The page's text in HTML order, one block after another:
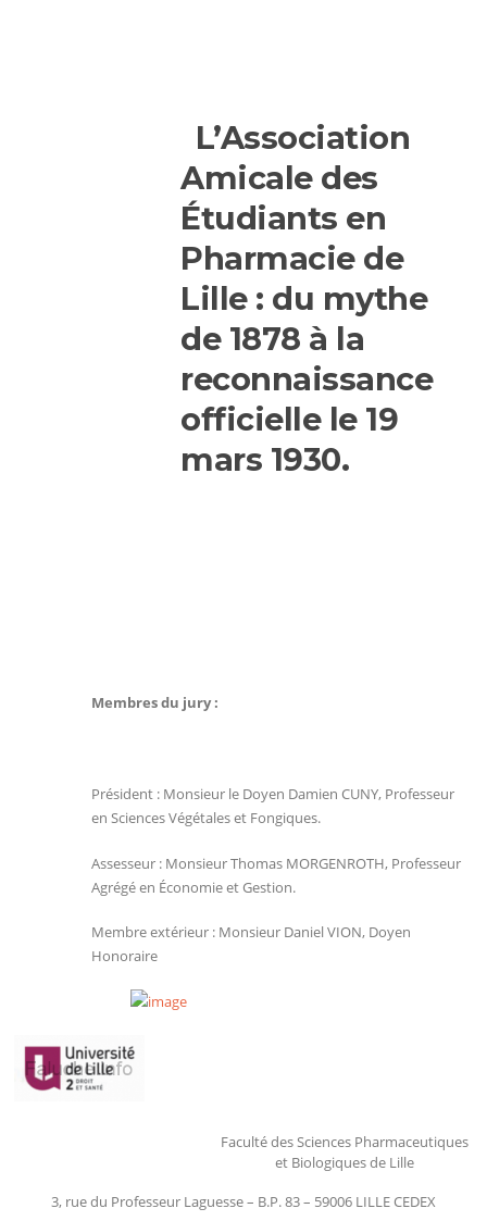
L’Association
Amicale des
Étudiants en
Pharmacie de
Lille : du mythe
de 1878 à la
reconnaissance
officielle le 19
mars 1930.
Membres du jury:
Président : Monsieur le Doyen Damien CUNY, Professeur
en Sciences Végétales et Fongiques.
Assesseur : MonsieurThomas MORGENROTH, Professeur
Agrégé en Économie et Gestion.
Membre extérieur : Monsieur Daniel VION, Doyen
Honoraire
Faculté des Sciences Pharmaceutiques
et Biologiques de Lille
3, rue du Professeur Laguesse – B.P. 83 – 59006 LILLE CEDEX